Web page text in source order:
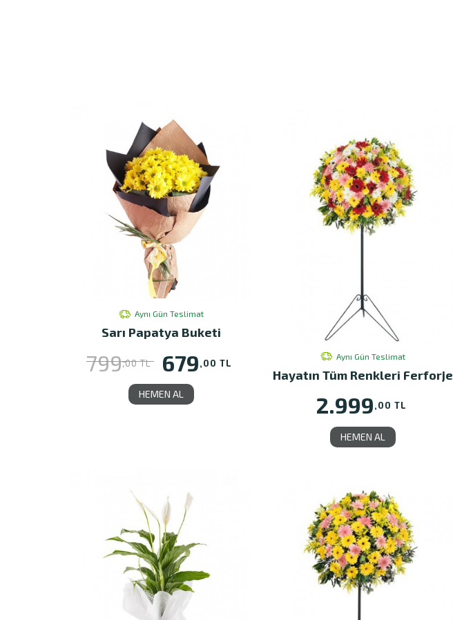
Aynı Gün Teslimat
Sarı Papatya Buketi
799,00 TL 679,00 TL
HEMEN AL
Aynı Gün Teslimat
Hayatın Tüm Renkleri Ferforje
2.999,00 TL
HEMEN AL